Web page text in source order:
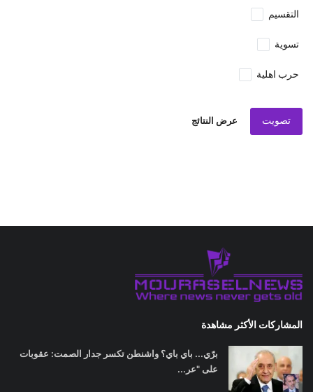
التقسيم
تسوية
حرب اهلية
تصويت عرض النتائج
المشاركات الأكثر مشاهدة
برّي... باي باي؟ واشنطن تكسر جدار الصمت: عقوبات
على "عر...